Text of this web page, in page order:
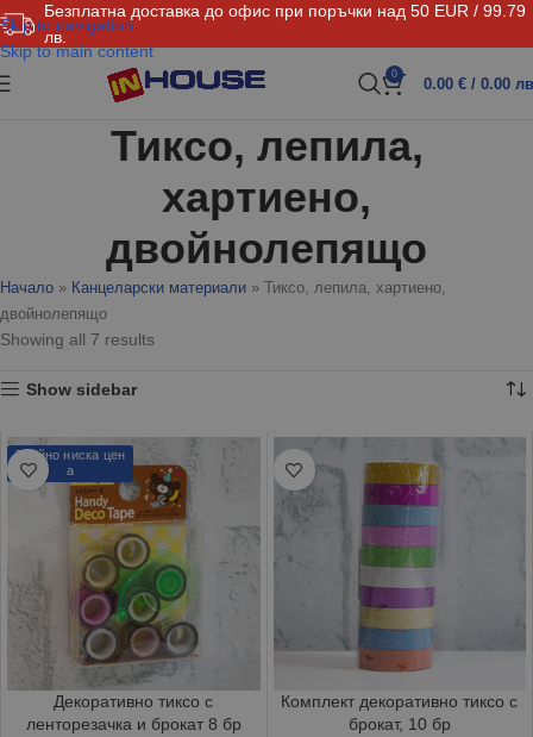
Безплатна доставка до офис при поръчки над 50 EUR / 99.79
лв.
Skip to navigation
Skip to main content
0
0.00 € / 0.00
Тиксо, лепила,
хартиено,
двойнолепящо
Начало » Канцеларски материали » Тиксо, лепила, хартиено,
двойнолепящо
Showing all 7 results
Show sidebar
Трайно ниска цен
а
Декоративно тиксо с
ленторезачка и брокат 8 бр
Комплект декоративно тиксо с
брокат, 10 бр